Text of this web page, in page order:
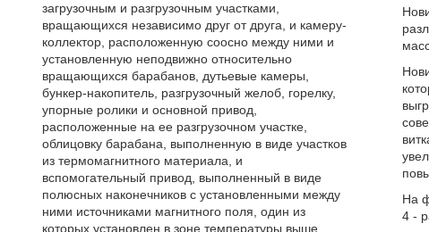
На
4 -
загрузочным и разгрузочным участками,
вращающихся независимо друг от друга, и камеру-
коллектор, расположенную соосно между ними и
установленную неподвижно относительно
вращающихся барабанов, дутьевые камеры,
бункер-накопитель, разгрузочный желоб, горелку,
упорные ролики и основной привод,
расположенные на ее разгрузочном участке,
облицовку барабана, выполненную в виде участков
из термомагнитного материала, и
вспомогательный привод, выполненный в виде
полюсных наконечников с установленными между
ними источниками магнитного поля, один из
которых установлен в зоне температуры выше